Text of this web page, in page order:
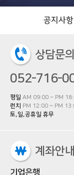
상담문의
052-716-
평일 AM 09:00 ~ PM
런치 PM 12:00 ~ PM
토,일,공휴일 휴무
계좌안내
기업은행
공지사항
소방채용